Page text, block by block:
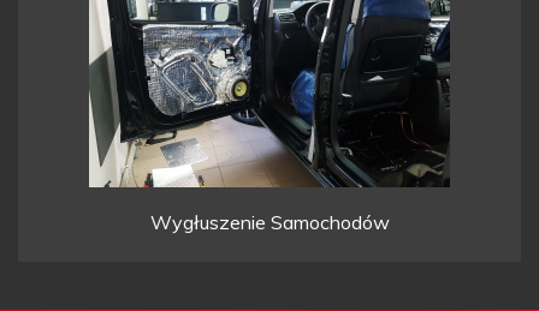
Wygłuszenie Samochodów